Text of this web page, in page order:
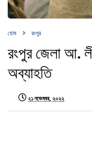
হোম রংপুর
রংপুর জেলা আ.
অব্যাহতি
২১ নভেম্বর, ২০২২